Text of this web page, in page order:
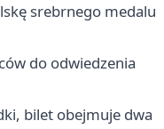
srebrnego medalu
do odwiedzenia
bilet obejmuje dwa